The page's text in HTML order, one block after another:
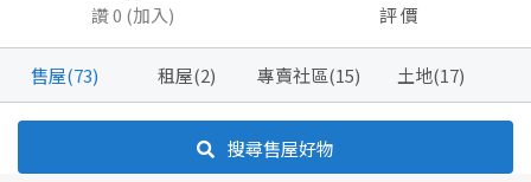
不拘
20坪以下
20~30 坪 30~40 坪
50~60 坪
40~50 坪
~ 坪
讚 0 (加入) 評 價
售屋(73) 租屋(2) 專賣社區(15) 土地(17)
搜尋售屋好物